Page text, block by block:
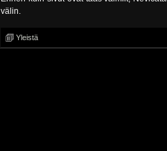
välin.
Yleistä